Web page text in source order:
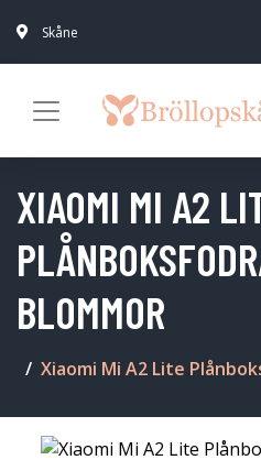
Skåne
XIAOMI MI A2
BLOMMOR
Xiaomi Mi A2 Lite